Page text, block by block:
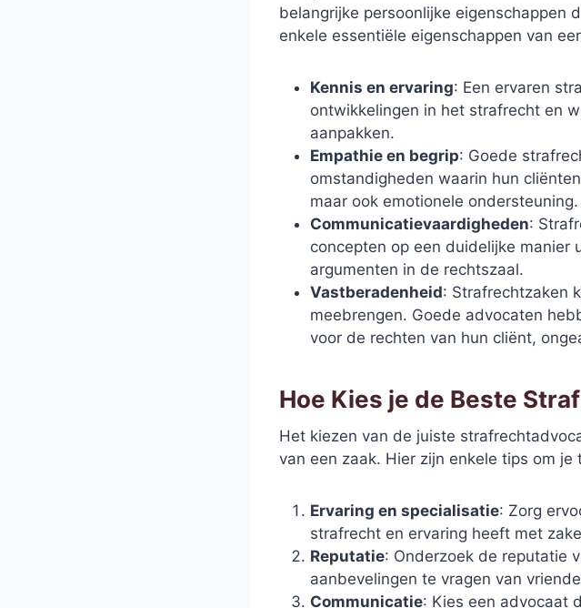
belangrijke persoonlijke eigenschappen
enkele essentiële eigenschappen van
Kennis en ervaring: Een ervaren
ontwikkelingen in het strafrecht en
aanpakken.
Empathie en begrip: Goede
omstandigheden waarin hun
maar ook emotionele ondersteuning.
Communicatievaardigheden:
concepten op een duidelijke manier
argumenten in de rechtszaal.
Vastberadenheid: Strafrechtzaken
meebrengen. Goede advocaten
voor de rechten van hun cliënt,
Hoe Kies je de Beste
Het kiezen van de juiste
van een zaak. Hier zijn enkele tips om
Ervaring en specialisatie: Zorg
strafrecht en ervaring heeft met
Reputatie: Onderzoek de reputatie
aanbevelingen te vragen van
Communicatie: Kies een advocaat